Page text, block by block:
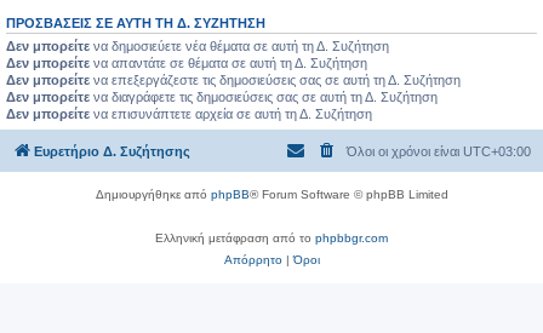
ΠΡΟΣΒΆΣΕΙΣ ΣΕ ΑΥΤΉ ΤΗ Δ. ΣΥΖΉΤΗΣΗ
Δεν μπορείτε να δημοσιεύετε νέα θέματα σε αυτή τη Δ. Συζήτηση
Δεν μπορείτε να απαντάτε σε θέματα σε αυτή τη Δ. Συζήτηση
Δεν μπορείτε να επεξεργάζεστε τις δημοσιεύσεις σας σε αυτή τη Δ. Συζήτηση
Δεν μπορείτε να διαγράφετε τις δημοσιεύσεις σας σε αυτή τη Δ. Συζήτηση
Δεν μπορείτε να επισυνάπτετε αρχεία σε αυτή τη Δ. Συζήτηση
Ευρετήριο Δ. Συζήτησης Όλοι οι χρόνοι είναι UTC+03:00
Δημιουργήθηκε από phpBB® Forum Software © phpBB Limited
Ελληνική μετάφραση από το phpbbgr.com
Απόρρητο|Όροι